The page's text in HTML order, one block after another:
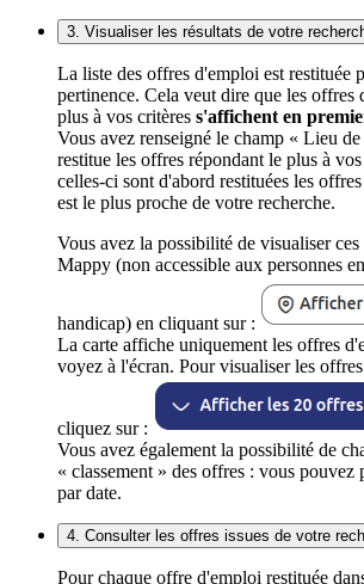
3. Visualiser les résultats de votre
La liste des offres d'emploi est restituée
pertinence. Cela veut dire que les offres
plus à vos critères s'affichent en
Vous avez renseigné le champ « Lieu
restitue les offres répondant le plus à
celles-ci sont d'abord restituées les
est le plus proche de votre recherche.
Vous avez la possibilité de visualiser
Mappy (non accessible aux personnes
handicap) en cliquant sur :
La carte affiche uniquement les offres
voyez à l'écran. Pour visualiser les
cliquez sur :
Vous avez également la possibilité de
« classement » des offres : vous pouvez
par date.
4. Consulter les offres issues de votre
Pour chaque offre d'emploi restituée